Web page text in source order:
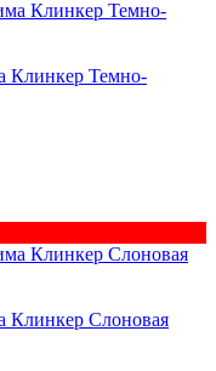
Клинкер Темно-
Клинкер Слоновая